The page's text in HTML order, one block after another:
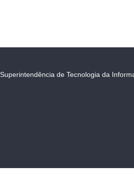
Superintendência de Tecnologia da